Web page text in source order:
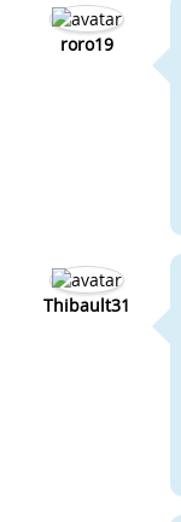
roro19
Thibault31